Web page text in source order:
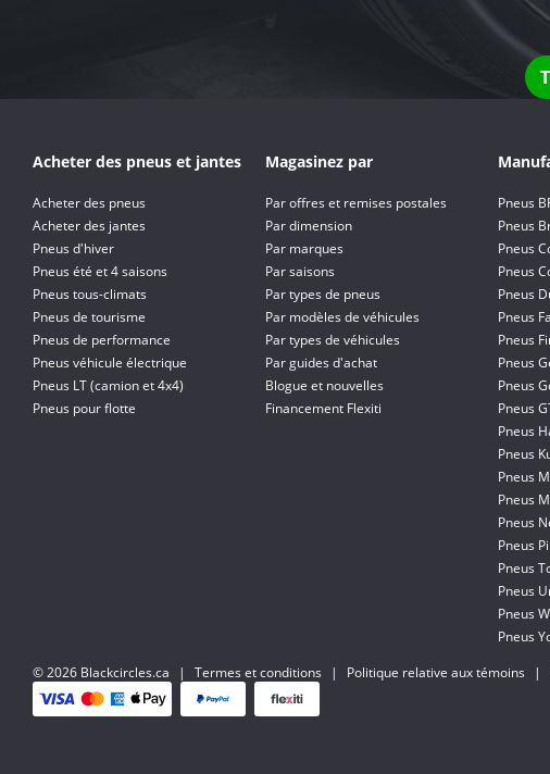
Acheter des pneus et jantes
Acheter des pneus
Acheter des jantes
Pneus d'hiver
Pneus été et 4 saisons
Pneus tous-climats
Pneus de tourisme
Pneus de performance
Pneus véhicule électrique
Pneus LT (camion et 4x4)
Pneus pour flotte
Magasinez par
Par offres et remises postales
Par dimension
Par marques
Par saisons
Par types de pneus
Par modèles de véhicules
Par types de véhicules
Par guides d'achat
Blogue et nouvelles
Financement Flexiti
Pneus
Pneus
Pneus
Pneus
Pneus
Pneus
Pneus
Pneus
Pneus
Pneus
Pneus
Pneus
Pneus
Pneus
Pneus
Pneus
Pneus
Pneus
Pneus
Pneus
© 2026 Blackcircles.ca | Termes et conditions | Politique relative aux témoins |